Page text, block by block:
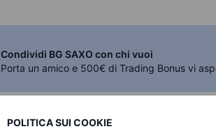
POLITICA SUI COOKIE
Condividi BG SAXO con chi vuoi
Porta un amico e 500€ di Trading Bonus vi